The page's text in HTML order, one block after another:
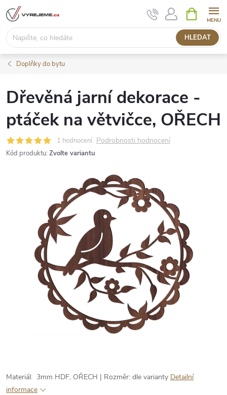
Přejít
na
obsah
HLEDAT
NÁKUPNÍ
KOŠÍK
Doplňky do bytu
Dřevěná jarní dekorace -
ptáček na větvičce, OŘECH
1 hodnocení Podrobnosti hodnocení
Kód produktu: Zvolte variantu
Materiál: 3mm HDF, OŘECH | Rozměr: dle varianty Detailní
informace